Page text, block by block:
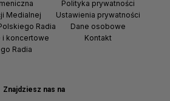
Znajdziesz nas na
Medialnej
Radia
i koncertowe
Radia
Polityka prywatności
Ustawienia prywatności
Dane osobowe
Kontakt